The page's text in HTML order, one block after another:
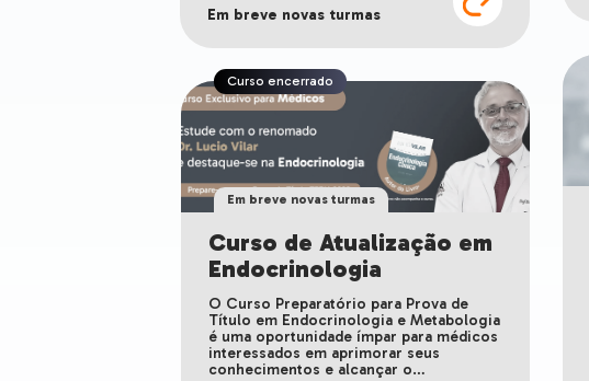
Em breve novas turmas
Curso encerrado
Em breve novas turmas
Curso de Atualização em
Endocrinologia
O Curso Preparatório para Prova de
Título em Endocrinologia e Metabologia
é uma oportunidade ímpar para médicos
interessados em aprimorar seus
conhecimentos e alcançar o…